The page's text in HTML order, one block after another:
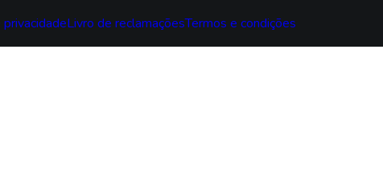
Livro de reclamaçõesTermos e condições